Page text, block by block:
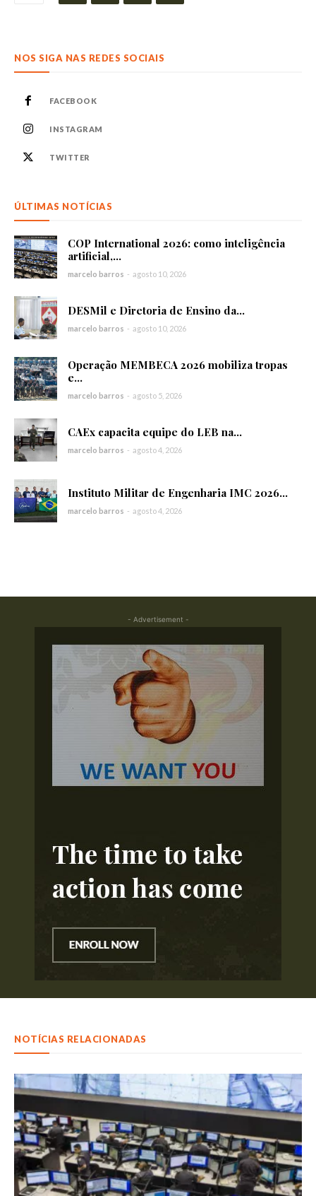
NOS SIGA NAS REDES SOCIAIS
FACEBOOK
INSTAGRAM
TWITTER
ÚLTIMAS NOTÍCIAS
COP International 2026: como inteligência
artificial,...
marcelo barros - agosto 10, 2026
DESMil e Diretoria de Ensino da...
marcelo barros - agosto 10, 2026
Operação MEMBECA 2026 mobiliza tropas
e...
marcelo barros - agosto 5, 2026
CAEx capacita equipe do LEB na...
marcelo barros - agosto 4, 2026
Instituto Militar de Engenharia IMC 2026...
marcelo barros - agosto 4, 2026
- Advertisement -
NOTÍCIAS RELACIONADAS